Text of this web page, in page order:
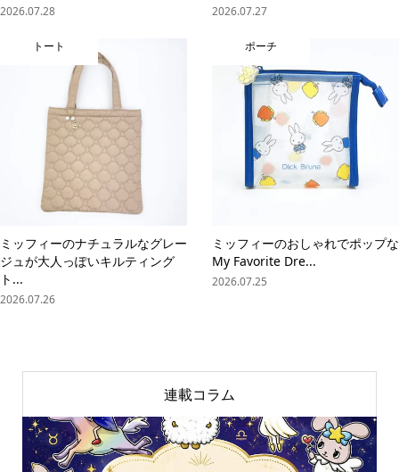
2026.07.28 2026.07.27
トート
ミッフィーのナチュラルなグレー
ジュが大人っぽいキルティング
ト...
2026.07.26
ポーチ
ミッフィーのおしゃれでポップな
My Favorite Dre...
2026.07.25
連載コラム